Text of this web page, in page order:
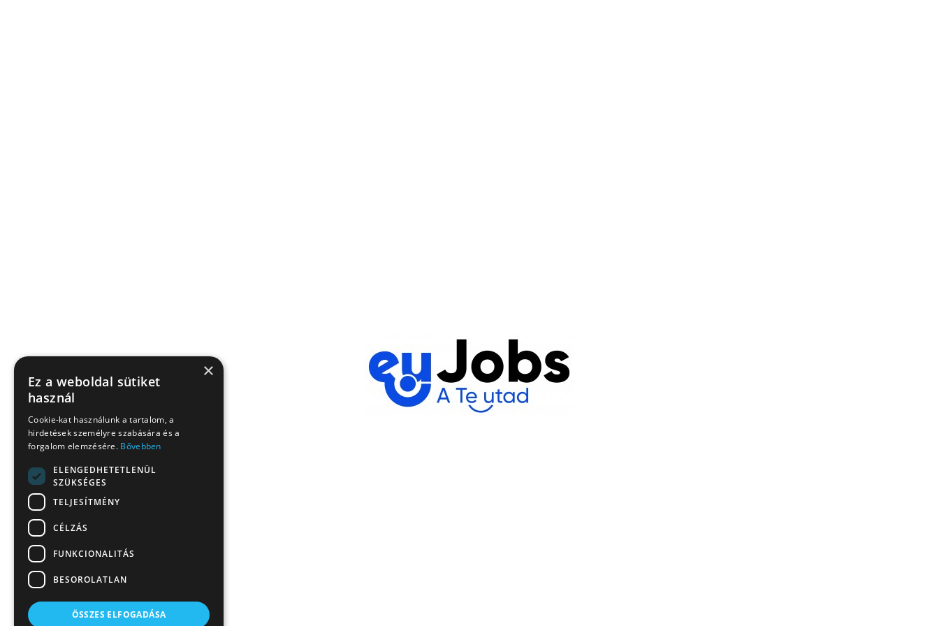
×
Ez a weboldal sütiket
használ
Cookie-kat használunk a tartalom, a
hirdetések személyre szabására és a
forgalom elemzésére. Bővebben
ELENGEDHETETLENÜL
SZÜKSÉGES
TELJESÍTMÉNY
CÉLZÁS
FUNKCIONALITÁS
BESOROLATLAN
ÖSSZES ELFOGADÁSA